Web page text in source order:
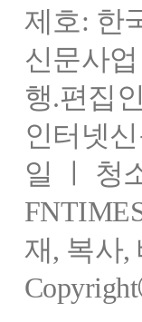
제호: 한
신문사
행.편집
인터넷
일 ㅣ 청
재, 복사,